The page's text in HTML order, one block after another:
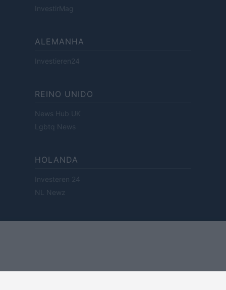
InvestirMag
ALEMANHA
Investieren24
REINO UNIDO
News Hub UK
Lgbtq News
HOLANDA
Investeren 24
NL Newz